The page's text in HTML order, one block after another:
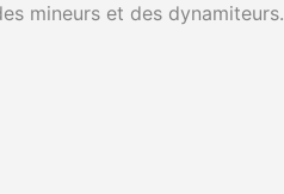
mineurs et des dynamiteurs.